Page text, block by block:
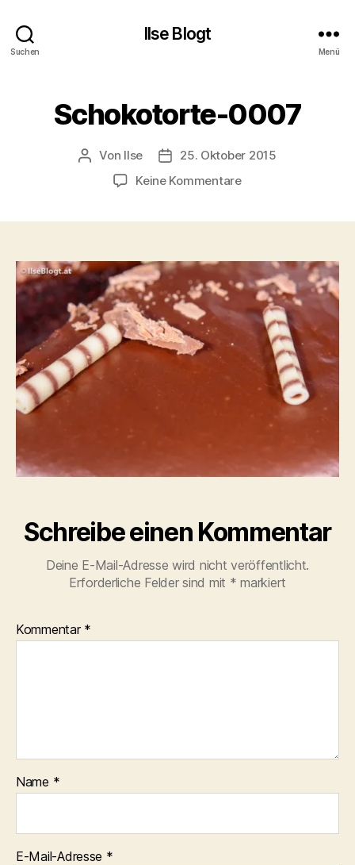
Suchen
Ilse Blogt
Menü
Schokotorte-0007
Beitragsautor
Von Ilse Beitragsdatum
25. Oktober 2015
Keine Kommentarezu
Schreibe einen Kommentar
Deine E-Mail-Adresse wird nicht veröffentlicht.
Erforderliche Felder sind mit * markiert
Kommentar *
Name *
E-Mail-Adresse *